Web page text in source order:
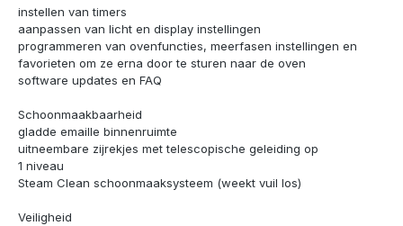
instellen van timers
aanpassen van licht en display instellingen
programmeren van ovenfuncties, meerfasen instellingen en
favorieten om ze erna door te sturen naar de oven
software updates en FAQ
Schoonmaakbaarheid
gladde emaille binnenruimte
uitneembare zijrekjes met telescopische geleiding op
1 niveau
Steam Clean schoonmaaksysteem (weekt vuil los)
Veiligheid